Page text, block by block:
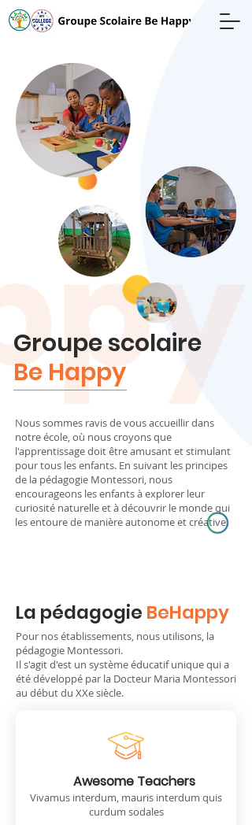
Groupe scolaire
Be Happy
Nous sommes ravis de vous accueillir dans
notre école, où nous croyons que
l'apprentissage doit être amusant et stimulant
pour tous les enfants. En suivant les principes
de la pédagogie Montessori, nous
encourageons les enfants à explorer leur
curiosité naturelle et à découvrir le monde qui
les entoure de manière autonome et créative.
La pédagogie BeHappy
Pour nos établissements, nous utilisons, la
pédagogie Montessori.
Il s'agit d'est un système éducatif unique qui a
été développé par la Docteur Maria Montessori
au début du XXe siècle.
Awesome Teachers
Vivamus interdum, mauris interdum quis
curdum sodales​​